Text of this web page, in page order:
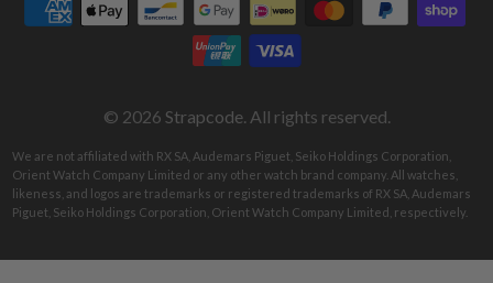
Facebook
Instagram
PinterestTumblr
TwitterYouTube
© 2026 Strapcode. All rights reserved.
We are not affiliated with RX SA, Audemars Piguet, Seiko Holdings Corporation,
Orient Watch Company Limited or any other watch brand company. All watches,
likeness, and logos are trademarks or registered trademarks of RX SA, Audemars
Piguet, Seiko Holdings Corporation, Orient Watch Company Limited, respectively.